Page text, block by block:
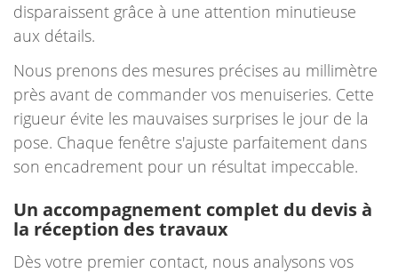
disparaissent grâce à une attention minutieuse
aux détails.
Nous prenons des mesures précises au millimètre
près avant de commander vos menuiseries. Cette
rigueur évite les mauvaises surprises le jour de la
pose. Chaque fenêtre s'ajuste parfaitement dans
son encadrement pour un résultat impeccable.
Un accompagnement complet du devis à
la réception des travaux
Dès votre premier contact, nous analysons vos